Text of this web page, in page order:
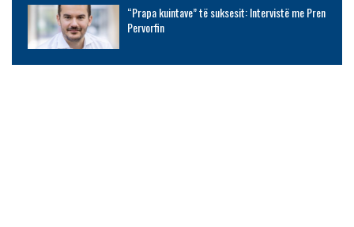
“Prapa kuintave” të suksesit: Intervistë me Pren
Pervorfin